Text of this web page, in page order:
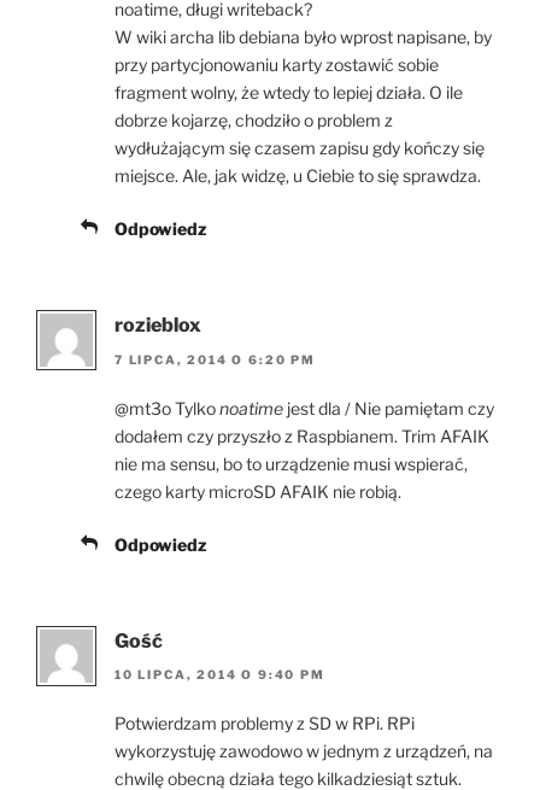
noatime, długi writeback?
W wiki archa lib debiana było wprost napisane, by
przy partycjonowaniu karty zostawić sobie
fragment wolny, że wtedy to lepiej działa. O ile
dobrze kojarzę, chodziło o problem z
wydłużającym się czasem zapisu gdy kończy się
miejsce. Ale, jak widzę, u Ciebie to się sprawdza.
Odpowiedz
rozieblox
7 LIPCA, 2014 O 6:20 PM
@mt3o Tylkonoatime jest dla / Nie pamiętam czy
dodałem czy przyszło z Raspbianem. Trim AFAIK
nie ma sensu, bo to urządzenie musi wspierać,
czego karty microSD AFAIK nie robią.
Odpowiedz
Gość
10 LIPCA, 2014 O 9:40 PM
Potwierdzam problemy z SD w RPi. RPi
wykorzystuję zawodowo w jednym z urządzeń, na
chwilę obecną działa tego kilkadziesiąt sztuk.